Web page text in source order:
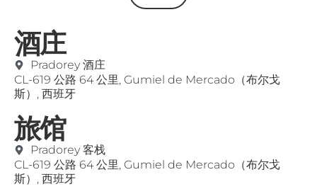
酒庄
Pradorey 酒庄
CL-619 公路 64 公里, Gumiel de Mercado（布尔戈
斯）, 西班牙
旅馆
Pradorey 客栈
CL-619 公路 64 公里, Gumiel de Mercado（布尔戈
斯）, 西班牙